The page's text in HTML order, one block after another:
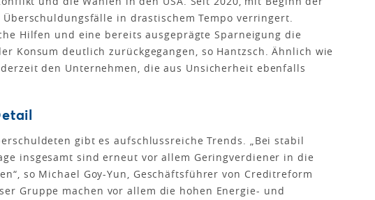
in drastischem Tempo verringert.
Hilfen und eine bereits ausgeprägte Sparneigung die
Konsum deutlich zurückgegangen, so Hantzsch. Ähnlich wie
den Unternehmen, die aus Unsicherheit ebenfalls
gibt es aufschlussreiche Trends. „Bei stabil
insgesamt sind erneut vor allem Geringverdiener in die
so Michael Goy-Yun, Geschäftsführer von Creditreform
Gruppe machen vor allem die hohen Energie- und